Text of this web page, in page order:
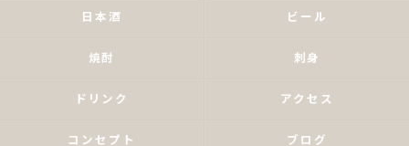
日本酒 ビール
焼酎 刺身
ドリンク アクセス
コンセプト ブログ